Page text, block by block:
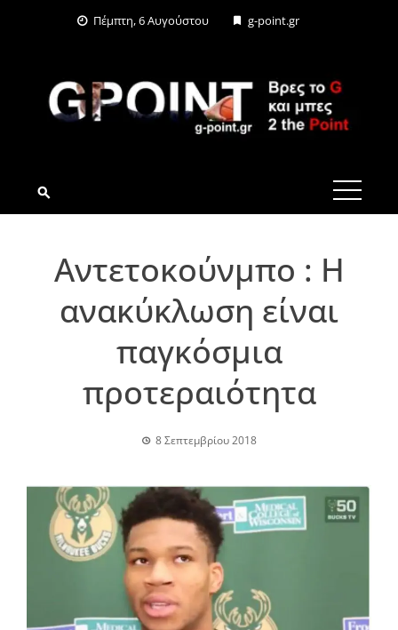
Πέμπτη, 6 Αυγούστου g-point.gr
G-POINT.GR
Αντετοκούνμπο : Η
ανακύκλωση είναι
παγκόσμια
προτεραιότητα
8 Σεπτεμβρίου 2018